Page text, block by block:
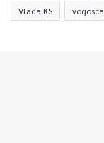
Vlada KS vogosca